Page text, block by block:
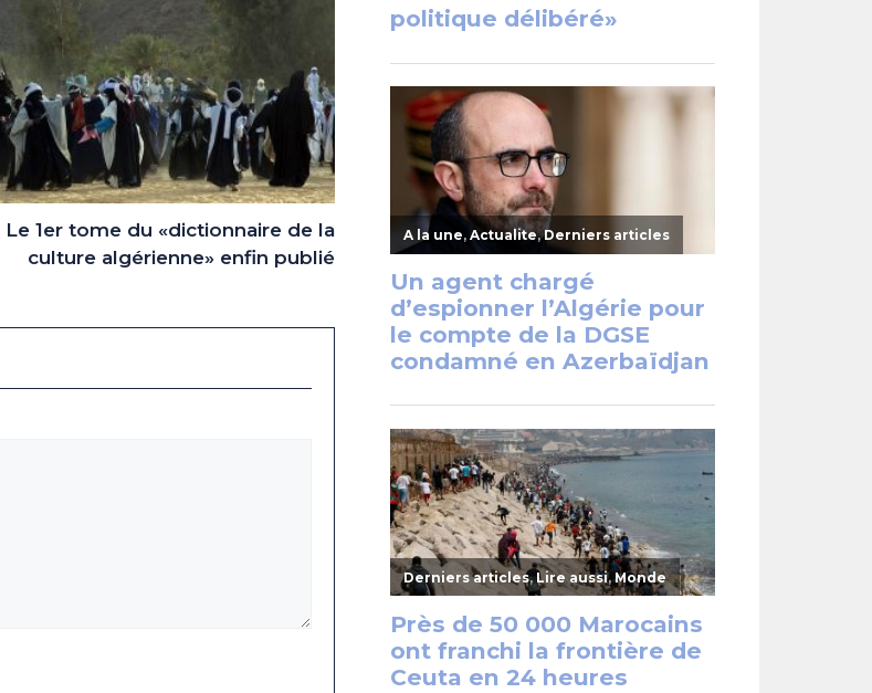
Le 1er tome du «dictionnaire de la
culture algérienne» enfin publié